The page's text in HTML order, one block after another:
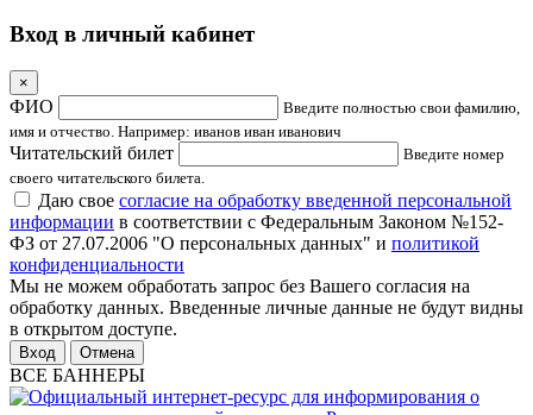
Вход в личный кабинет
×
ФИО
Введите полностью свои фамилию,
имя и отчество. Например: иванов иван иванович
Читательский билет
Введите номер
своего читательского билета.
Даю свое согласие на обработку введенной персональной
информации в соответствии с Федеральным Законом №152-
ФЗ от 27.07.2006 "О персональных данных" и политикой
конфиденциальности
Мы не можем обработать запрос без Вашего согласия на
обработку данных. Введенные личные данные не будут видны
в открытом доступе.
Отмена
ВСЕ БАННЕРЫ